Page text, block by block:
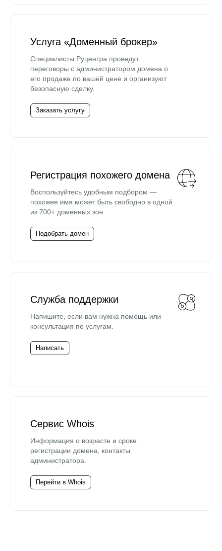
Услуга «Доменный брокер»
Специалисты Руцентра проведут
переговоры с администратором домена о
его продаже по вашей цене и организуют
безопасную сделку.
Заказать услугу
Регистрация похожего домена
Воспользуйтесь удобным подбором —
похожее имя может быть свободно в одной
из 700+ доменных зон.
Подобрать домен
Служба поддержки
Напишите, если вам нужна помощь или
консультация по услугам.
Написать
Сервис Whois
Информация о возрасте и сроке
регистрации домена, контакты
администратора.
Перейти в Whois